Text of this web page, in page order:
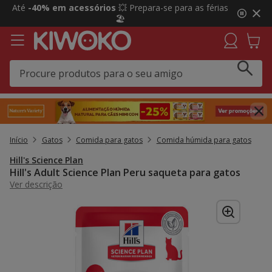
2
3,
mensagem,
Até -40% em acessórios 💥 Prepara-se para as férias
🏖️
Início Gatos Comida para gatos Comida húmida para gatos
Hill's Science Plan
Hill's Adult Science Plan Peru saqueta para gatos
Ver descrição